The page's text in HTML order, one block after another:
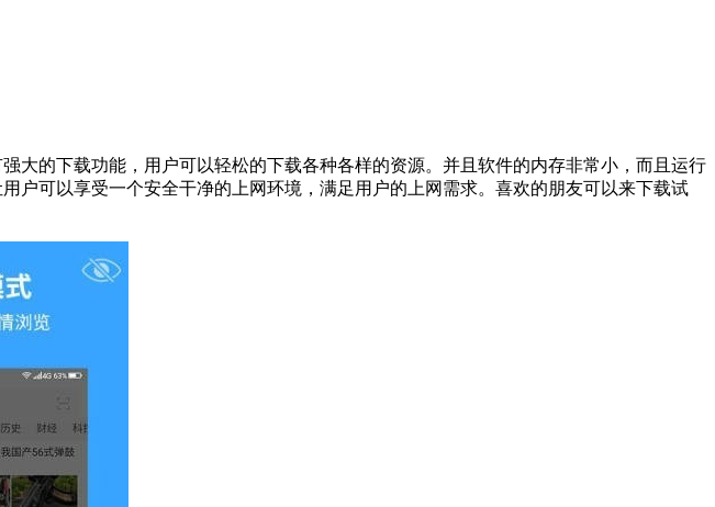
大的下载功能，用户可以轻松的下载各种各样的资源。并且软件的内存非常小，而且运行
户可以享受一个安全干净的上网环境，满足用户的上网需求。喜欢的朋友可以来下载试